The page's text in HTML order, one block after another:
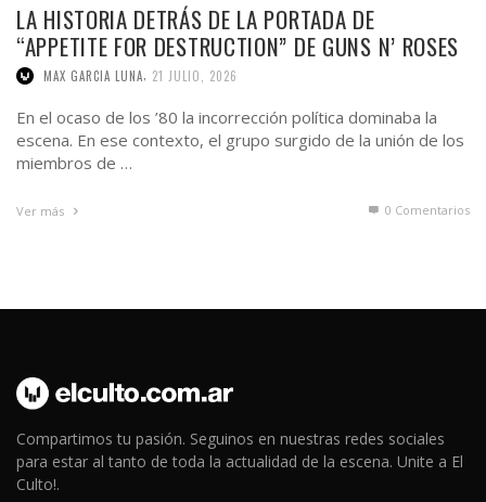
LA HISTORIA DETRÁS DE LA PORTADA DE
“APPETITE FOR DESTRUCTION” DE GUNS N’ ROSES
MAX GARCIA LUNA 21 JULIO, 2026
En el ocaso de los ’80 la incorrección política dominaba la
escena. En ese contexto, el grupo surgido de la unión de los
miembros de …
Ver más 0 Comentarios
Compartimos tu pasión. Seguinos en nuestras redes sociales
para estar al tanto de toda la actualidad de la escena. Unite a El
Culto!.